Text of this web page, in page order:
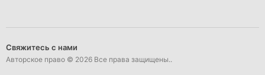
Свяжитесь с нами
Авторское право © 2026 Все права защищены..